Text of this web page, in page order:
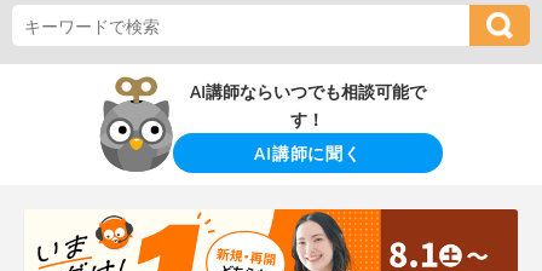
AI講師ならいつでも相談可能で
す！
AI講師に聞く